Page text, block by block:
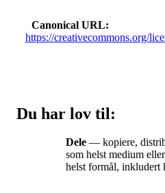
Canonical URL
https://creativecommons.org/
Du har lov til:
Dele — kopiere,
som helst medium
helst formål, inkludert